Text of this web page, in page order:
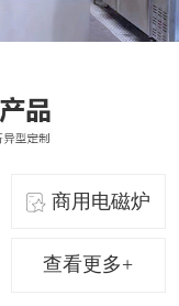
商用电磁炉
查看更多+